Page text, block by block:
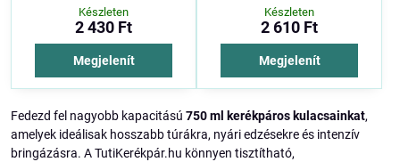
Készleten
2 430 Ft
Megjelenít
Készleten
2 610 Ft
Megjelenít
Fedezd fel nagyobb kapacitású 750 ml kerékpáros kulacsainkat,
amelyek ideálisak hosszabb túrákra, nyári edzésekre és intenzív
bringázásra. A TutiKerékpár.hu könnyen tisztítható,